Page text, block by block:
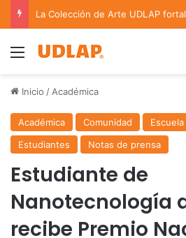
Menu
Inicio / Académica
Académica Comunidad
Estudiantes
Notas de prensa
Estudiante de
Nanotecnología
recibe Premio